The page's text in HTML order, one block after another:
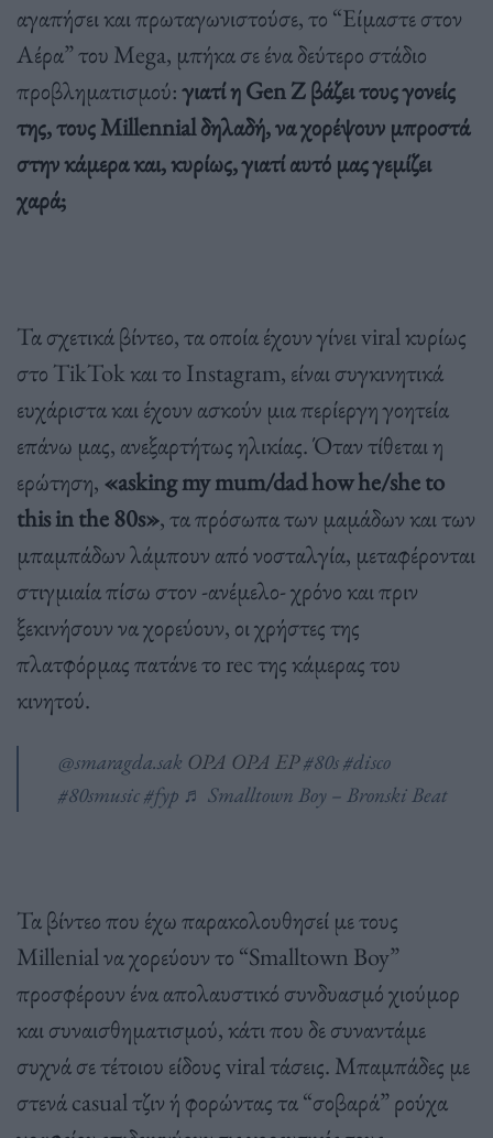
αγαπήσει και πρωταγωνιστούσε, το “Είμαστε στον
Αέρα” του Mega, μπήκα σε ένα δεύτερο στάδιο
προβληματισμού:γιατί η Gen Z βάζει τους γονείς
της, τους Millennial δηλαδή, να χορέψουν μπροστά
στην κάμερα και, κυρίως, γιατί αυτό μας γεμίζει
χαρά;
Τα σχετικά βίντεο, τα οποία έχουν γίνει viral κυρίως
στο TikTok και το Instagram, είναι συγκινητικά
ευχάριστα και έχουν ασκούν μια περίεργη γοητεία
επάνω μας, ανεξαρτήτως ηλικίας. Όταν τίθεται η
ερώτηση, «asking my mum/dad how he/she to
this in the 80s», τα πρόσωπα των μαμάδων και των
μπαμπάδων λάμπουν από νοσταλγία, μεταφέρονται
στιγμιαία πίσω στον -ανέμελο- χρόνο και πριν
ξεκινήσουν να χορεύουν, οι χρήστες της
πλατφόρμας πατάνε το rec της κάμερας του
κινητού.
@smaragda.sak OPA OPA EP#80s#disco
#80smusic#fyp ♬ Smalltown Boy – Bronski Beat
Τα βίντεο που έχω παρακολουθησεί με τους
Millenial να χορεύουν το “Smalltown Boy”
προσφέρουν ένα απολαυστικό συνδυασμό χιούμορ
και συναισθηματισμού, κάτι που δε συναντάμε
συχνά σε τέτοιου είδους viral τάσεις. Μπαμπάδες με
στενά casual τζιν ή φορώντας τα “σοβαρά” ρούχα